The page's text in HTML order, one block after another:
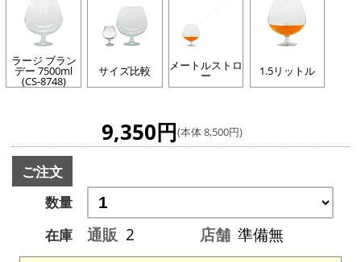
ラージ ブラン
デー 7500ml
(CS-8748)
サイズ比較 メートルストロ
ー 1.5リットル
9,350円(本体 8,500円)
ご注文
数量
在庫
通販 2 店舗 準備無